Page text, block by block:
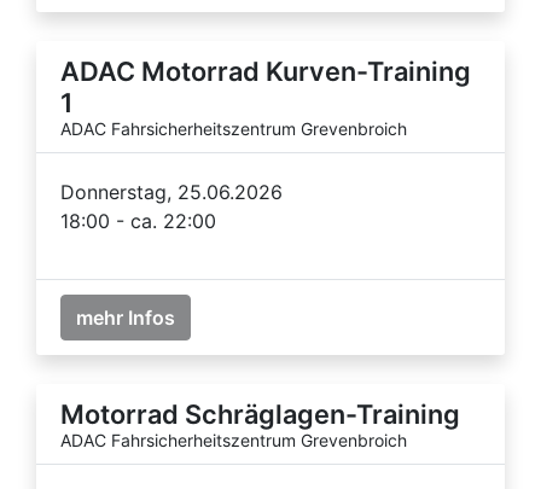
ADAC Motorrad Kurven-Training
1
ADAC Fahrsicherheitszentrum Grevenbroich
Donnerstag, 25.06.2026
18:00 - ca. 22:00
mehr Infos
Motorrad Schräglagen-Training
ADAC Fahrsicherheitszentrum Grevenbroich